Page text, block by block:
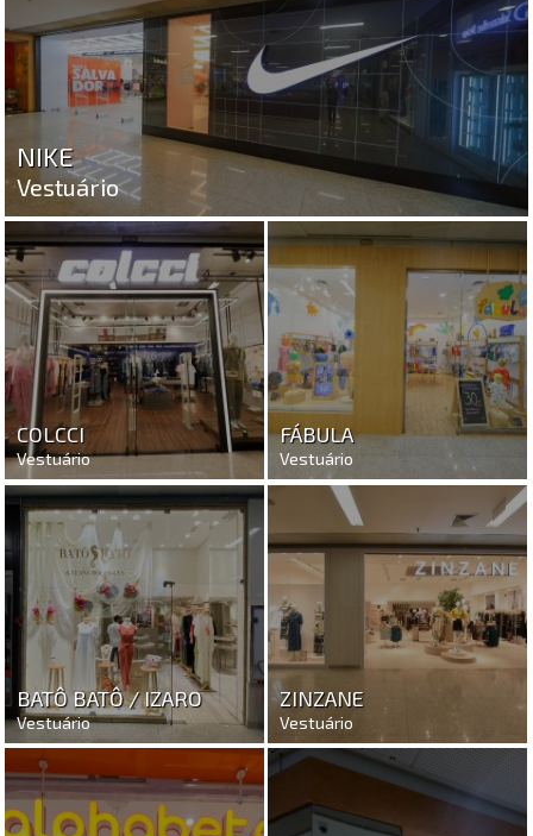
NIKE
Vestuário
COLCCI
Vestuário
FÁBULA
Vestuário
BATÔ BATÔ / IZARO
Vestuário
ZINZANE
Vestuário